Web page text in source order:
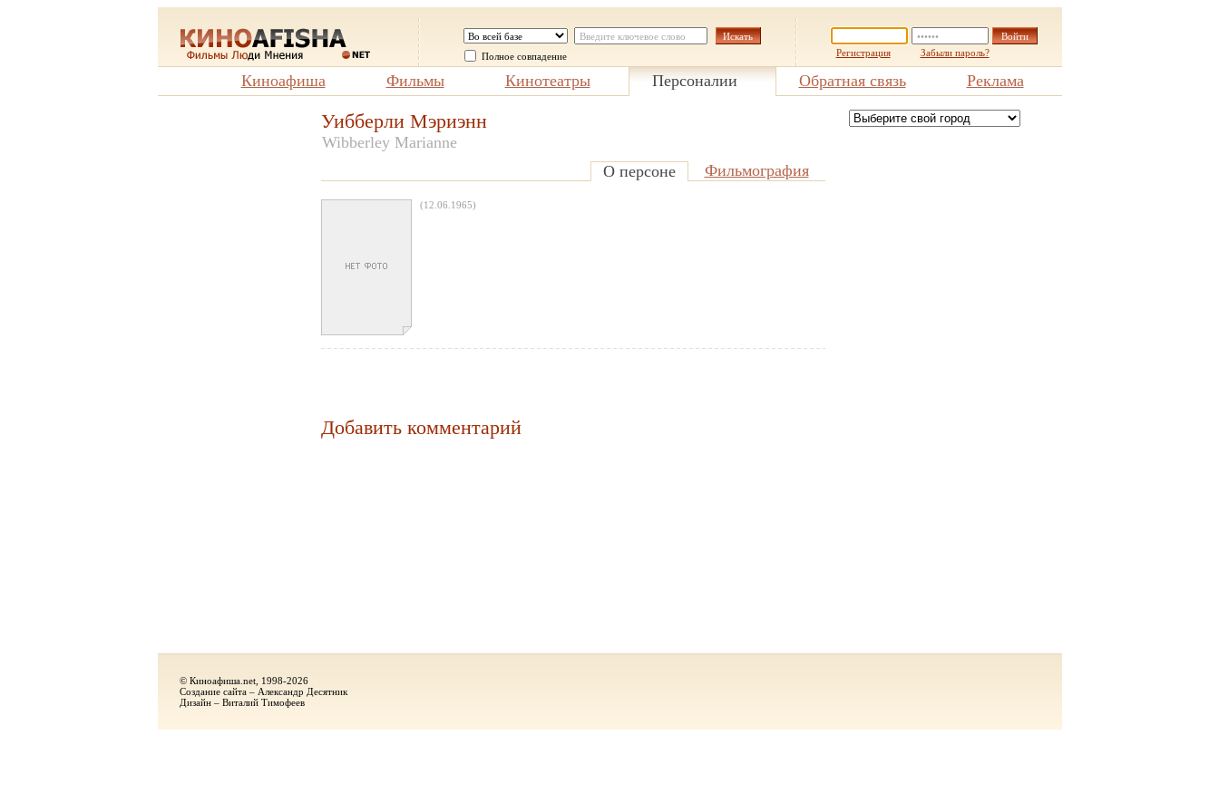
Полное совпадение Регистрация Забыли пароль?
Киноафиша Фильмы Кинотеатры Персоналии Обратная связь Реклама
Уибберли Мэриэнн
Wibberley Marianne
О персоне
Фильмография
(12.06.1965)
Добавить комментарий
© Киноафиша.net, 1998-2026
Создание сайта – Александр Десятник
Дизайн – Виталий Тимофеев